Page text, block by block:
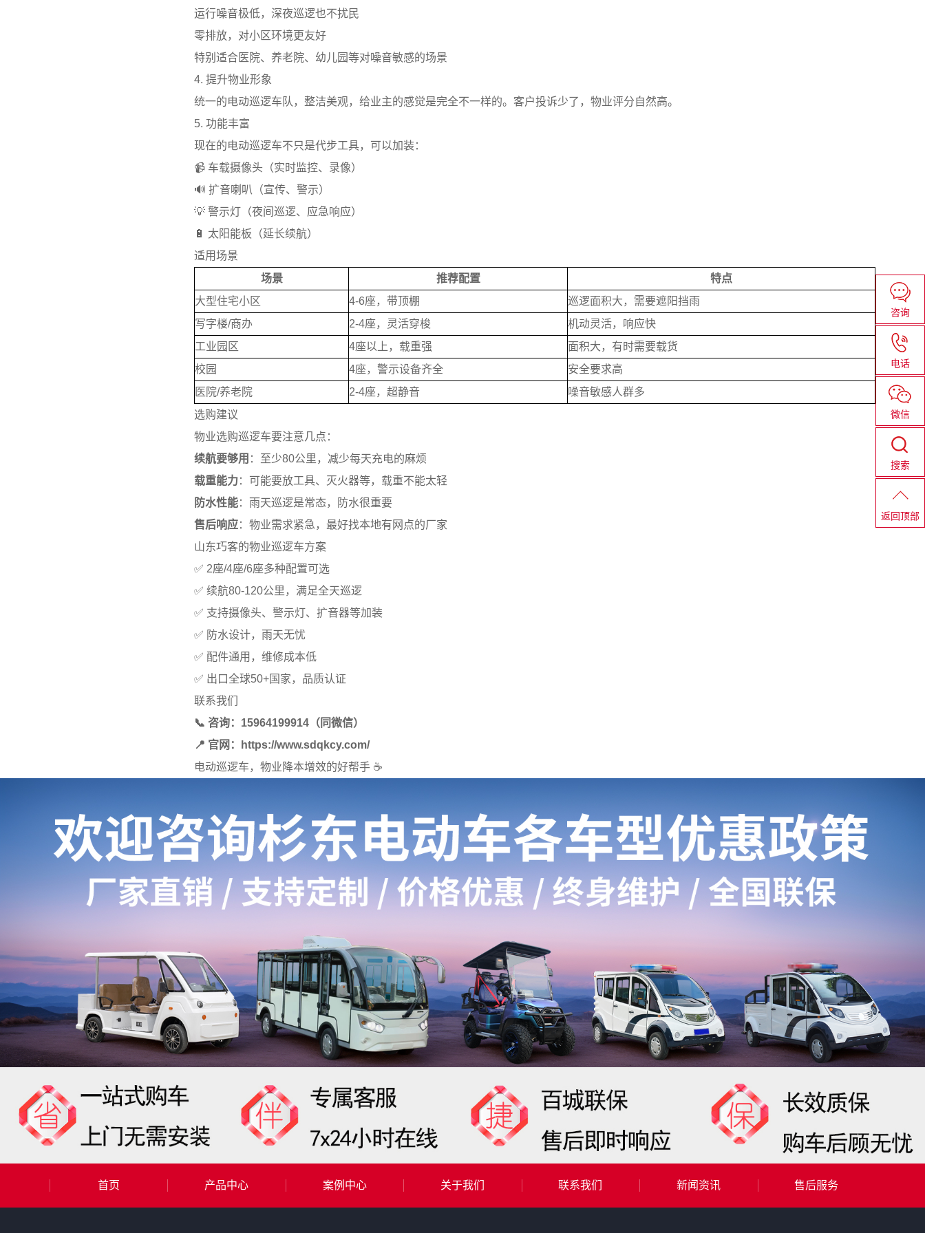
运行噪音极低，深夜巡逻也不扰民
零排放，对小区环境更友好
特别适合医院、养老院、幼儿园等对噪音敏感的场景
4. 提升物业形象
统一的电动巡逻车队，整洁美观，给业主的感觉是完全不一样的。客户投诉少了，物业评分自然高。
5. 功能丰富
现在的电动巡逻车不只是代步工具，可以加装：
📹 车载摄像头（实时监控、录像）
🔊 扩音喇叭（宣传、警示）
💡 警示灯（夜间巡逻、应急响应）
🔋 太阳能板（延长续航）
适用场景
场景
推荐配置
特点
大型住宅小区
4-6座，带顶棚
巡逻面积大，需要遮阳挡雨
写字楼/商办
2-4座，灵活穿梭
机动灵活，响应快
工业园区
4座以上，载重强
面积大，有时需要载货
校园
4座，警示设备齐全
安全要求高
医院/养老院
2-4座，超静音
噪音敏感人群多
选购建议
物业选购巡逻车要注意几点：
续航要够用 ：至少80公里，减少每天充电的麻烦
载重能力 ：可能要放工具、灭火器等，载重不能太轻
防水性能：雨天巡逻是常态，防水很重要
售后响应：物业需求紧急，最好找本地有网点的厂家
山东巧客的物业巡逻车方案
✅ 2座/4座/6座多种配置可选
✅ 续航80-120公里，满足全天巡逻
✅ 支持摄像头、警示灯、扩音器等加装
✅ 防水设计，雨天无忧
✅ 配件通用，维修成本低
✅ 出口全球50+国家，品质认证
联系我们
📞 咨询：15964199914（同微信）
📍 官网：https://www.sdqkcy.com/
电动巡逻车，物业降本增效的好帮手 ☕
咨询
电话
微信
搜索
返回顶部
首页 产品中心 案例中心 关于我们 联系我们 新闻资讯 售后服务